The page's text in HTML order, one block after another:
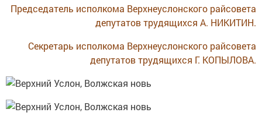
Председатель исполкома Верхнеуслонского райсовета
депутатов трудящихся А. НИКИТИН.
Секретарь исполкома Верхнеуслонского райсовета
депутатов трудящихся Г. КОПЫЛОВА.